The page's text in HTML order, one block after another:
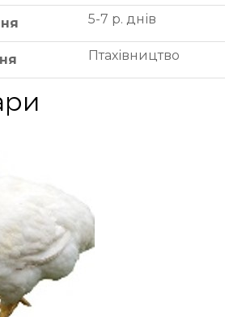
5-7 р. днів
Птахівництво